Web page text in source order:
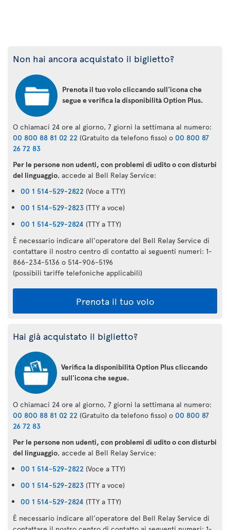
Non hai ancora acquistato il biglietto?
Prenota il tuo volo cliccando sull'icona che
segue e verifica la disponibilità Option Plus.
O chiamaci 24 ore al giorno, 7 giorni la settimana al numero:
00 800 88 81 02 22 (Gratuito da telefono fisso) o 00 800 87
26 72 83
Per le persone non udenti, con problemi di udito o con disturbi
del linguaggio, accede al Bell Relay Service:
00 1 514-529-2822 (Voce a TTY)
00 1 514-529-2823 (TTY a voce)
00 1 514-529-2824 (TTY a TTY)
È necessario indicare all'operatore del Bell Relay Service di
contattare il nostro centro di contatto ai seguenti numeri: 1-
866-234-5136 o 514-906-5196
(possibili tariffe telefoniche applicabili)
Prenota il tuo volo
Hai già acquistato il biglietto?
Verifica la disponibilità Option Plus cliccando
sull'icona che segue.
O chiamaci 24 ore al giorno, 7 giorni la settimana al numero:
00 800 88 81 02 22 (Gratuito da telefono fisso) o 00 800 87
26 72 83
Per le persone non udenti, con problemi di udito o con disturbi
del linguaggio, accede al Bell Relay Service:
00 1 514-529-2822 (Voce a TTY)
00 1 514-529-2823 (TTY a voce)
00 1 514-529-2824 (TTY a TTY)
È necessario indicare all'operatore del Bell Relay Service di